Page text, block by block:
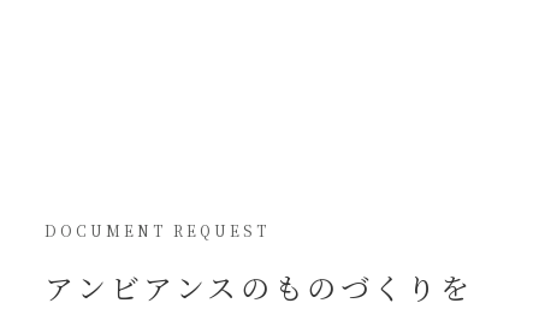
DOCUMENT REQUEST
アンビアンスの ものづくりを